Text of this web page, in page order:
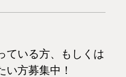
ている方、もしくは
い方募集中！